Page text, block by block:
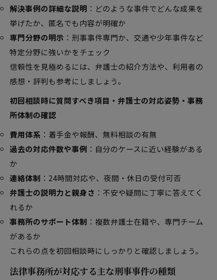
解決事例の詳細な説明 ：どのような事件でどんな成果を
挙げたか、匿名でも内容が明確か
専門分野の明示 ：刑事事件専門か、交通や少年事件など
特定分野に強いかをチェック
信頼性を見極めるには、弁護士の紹介方法や、利用者の
感想・評判も参考にしましょう。
初回相談時に質問すべき項目・弁護士の対応姿勢・事務
所体制の確認
費用体系 ：着手金や報酬、無料相談の有無
過去の対応件数や事例 ：自分のケースに近い経験がある
か
連絡体制 ：24時間対応や、夜間・休日の受付可否
弁護士の説明力と親身さ ：不安や疑問に丁寧に答えてく
れるか
事務所のサポート体制 ：複数弁護士在籍や、専門チーム
があるか
これらの点を初回相談時にしっかりと確認しましょう。
法律事務所が対応する主な刑事事件の種類